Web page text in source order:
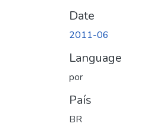
Date
2011-06
Language
por
País
BR